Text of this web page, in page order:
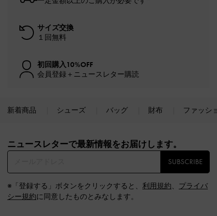
サイズ交換
１回無料
初回購入10%OFF
会員登録＋ニュースレター購読
新着商品 シューズ バッグ 財布 ファッシ
ニュースレターで最新情報をお届けします。​
SUBSCRIBE
※「登録する」ボタンをクリックすると、 利用規約、 プライバ
シー規約に同意したものとみなします。